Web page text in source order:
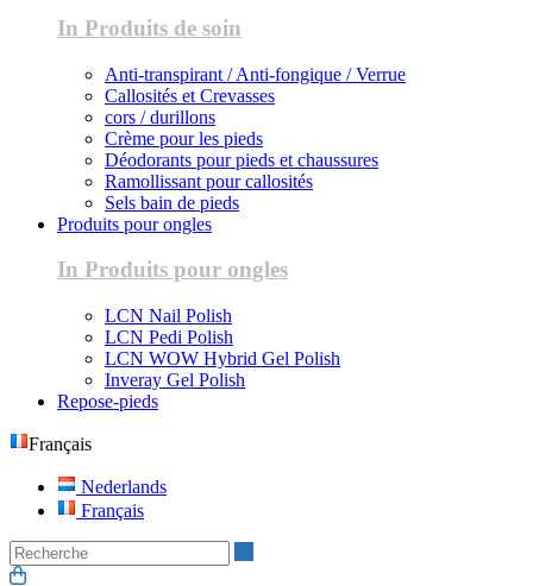
In Produits de soin
Anti-transpirant / Anti-fongique / Verrue
Callosités et Crevasses
cors / durillons
Crème pour les pieds
Déodorants pour pieds et chaussures
Ramollissant pour callosités
Sels bain de pieds
Produits pour ongles
In Produits pour ongles
LCN Nail Polish
LCN Pedi Polish
LCN WOW Hybrid Gel Polish
Inveray Gel Polish
Repose-pieds
Français
Nederlands
Français